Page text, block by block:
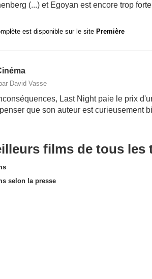
(...) et Egoyan est encore trop
est disponible sur le site Première
David Vasse
Last Night paie le prix
que son auteur est curieusement
films de tous les
selon la presse